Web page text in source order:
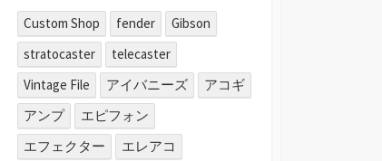
Custom Shop fender
Gibson
stratocaster
telecaster
Vintage File
アイバニーズ
アコギ
アンプ
エピフォン
エフェクター
エレアコ